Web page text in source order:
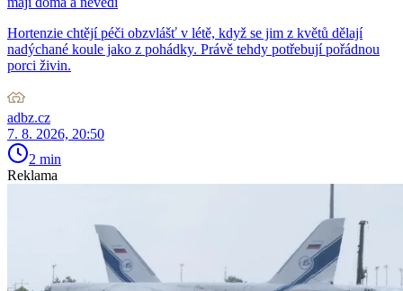
Hortenzie chtějí péči obzvlášť v létě, když se jim z květů dělají
nadýchané koule jako z pohádky. Právě tehdy potřebují pořádnou
porci živin.
adbz.cz
7. 8. 2026, 20:50
2 min
Reklama